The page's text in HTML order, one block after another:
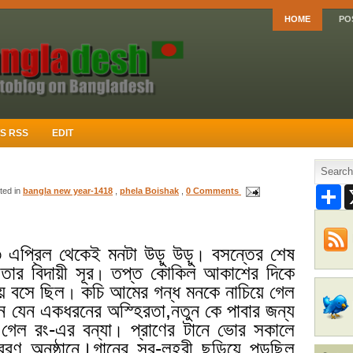
HOME
RSS EDIT
in bangla new year-1418 phela Boishak 0 Comments
থেকেই মনটা উড়ু উড়ু । বসন্তের শেষ
বিদায়ী সূর। তপ্ত কোকিল আকাশের দিকে
বসে ছিল । কচি আমের গন্ধ মনকে নাচিয়ে গেল
একধরনের অস্হিরতা,নতুন কে পাবার জন্য
রং-এর বন্যা । প্রাণের টানে ভোর সকালে
অনুষ্ঠানে। গানের সূর-লহরী ছড়িয়ে পড়ছিল
S
a
r
e